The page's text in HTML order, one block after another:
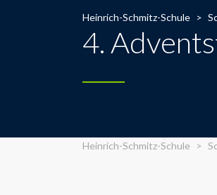
Heinrich-Schmitz-Schule >
4.
Heinrich-Schmitz-Schule >